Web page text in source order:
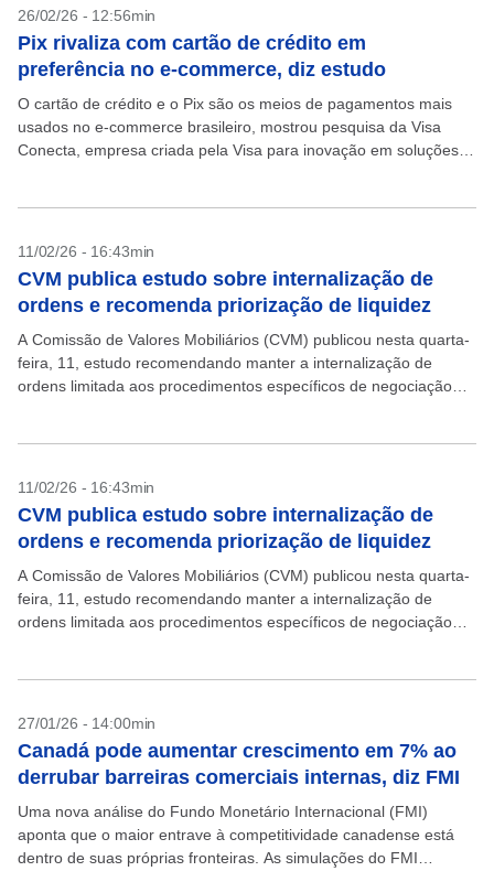
26/02/26 - 12:56min
Pix rivaliza com cartão de crédito em
preferência no e-commerce, diz estudo
O cartão de crédito e o Pix são os meios de pagamentos mais
usados no e-commerce brasileiro, mostrou pesquisa da Visa
Conecta, empresa criada pela Visa para inovação em soluções
11/02/26 - 16:43min
CVM publica estudo sobre internalização de
ordens e recomenda priorização de liquidez
A Comissão de Valores Mobiliários (CVM) publicou nesta quarta-
feira, 11, estudo recomendando manter a internalização de
ordens limitada aos procedimentos específicos de negociação
11/02/26 - 16:43min
CVM publica estudo sobre internalização de
ordens e recomenda priorização de liquidez
A Comissão de Valores Mobiliários (CVM) publicou nesta quarta-
feira, 11, estudo recomendando manter a internalização de
ordens limitada aos procedimentos específicos de negociação
27/01/26 - 14:00min
Canadá pode aumentar crescimento em 7% ao
derrubar barreiras comerciais internas, diz FMI
Uma nova análise do Fundo Monetário Internacional (FMI)
aponta que o maior entrave à competitividade canadense está
dentro de suas próprias fronteiras. As simulações do FMI